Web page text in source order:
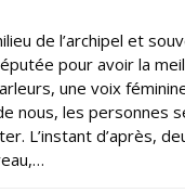
de l’archipel et
pour avoir la
une voix
nous, les
L’instant d’après,